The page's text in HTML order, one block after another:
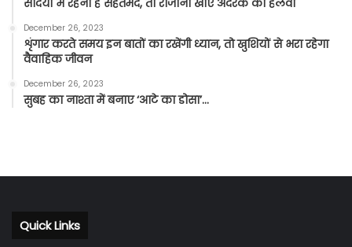
सर्दियों में रहना है सेहतमंद, तो रोजाना खाएं अदरक का हलवा
December 26, 2023
शृंगार करते समय इन बातों का रखेंगी ध्यान, तो खुशियों से भरा रहेगा
वैवाहिक जीवन
December 26, 2023
सुबह का नाश्ता में बनाए ‘आटे का डोसा’…
Quick Links